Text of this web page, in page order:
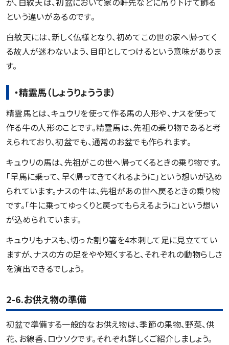
という違いがあるのです。
白紋天には、新しく仏様となり、初めてこの世の家へ帰ってく
る故人が迷わないよう、目印としてつけるという意味がありま
す。
・精霊馬（しょうりょううま）
精霊馬とは、キュウリを使って作る馬の人形や、ナスを使って
作る牛の人形のことです。精霊馬は、先祖の乗り物であると考
えられており、初盆でも、通常のお盆でも作られます。
キュウリの馬は、先祖がこの世へ帰ってくるときの乗り物です。
「早馬に乗って、早く帰ってきてくれるように」という想いが込め
られています。ナスの牛は、先祖があの世へ戻るときの乗り物
です。「牛に乗ってゆっくりと戻ってもらえるように」という想い
が込められています。
キュウリもナスも、切った割り箸を4本刺して足に見立ててい
ますが、ナスの方の足をやや短くすると、それぞれの動物らしさ
を演出できるでしょう。
2-6.お供え物の準備
初盆で準備する一般的なお供え物は、季節の果物、野菜、供
花、お線香、ロウソクです。それぞれ詳しくご紹介しましょう。